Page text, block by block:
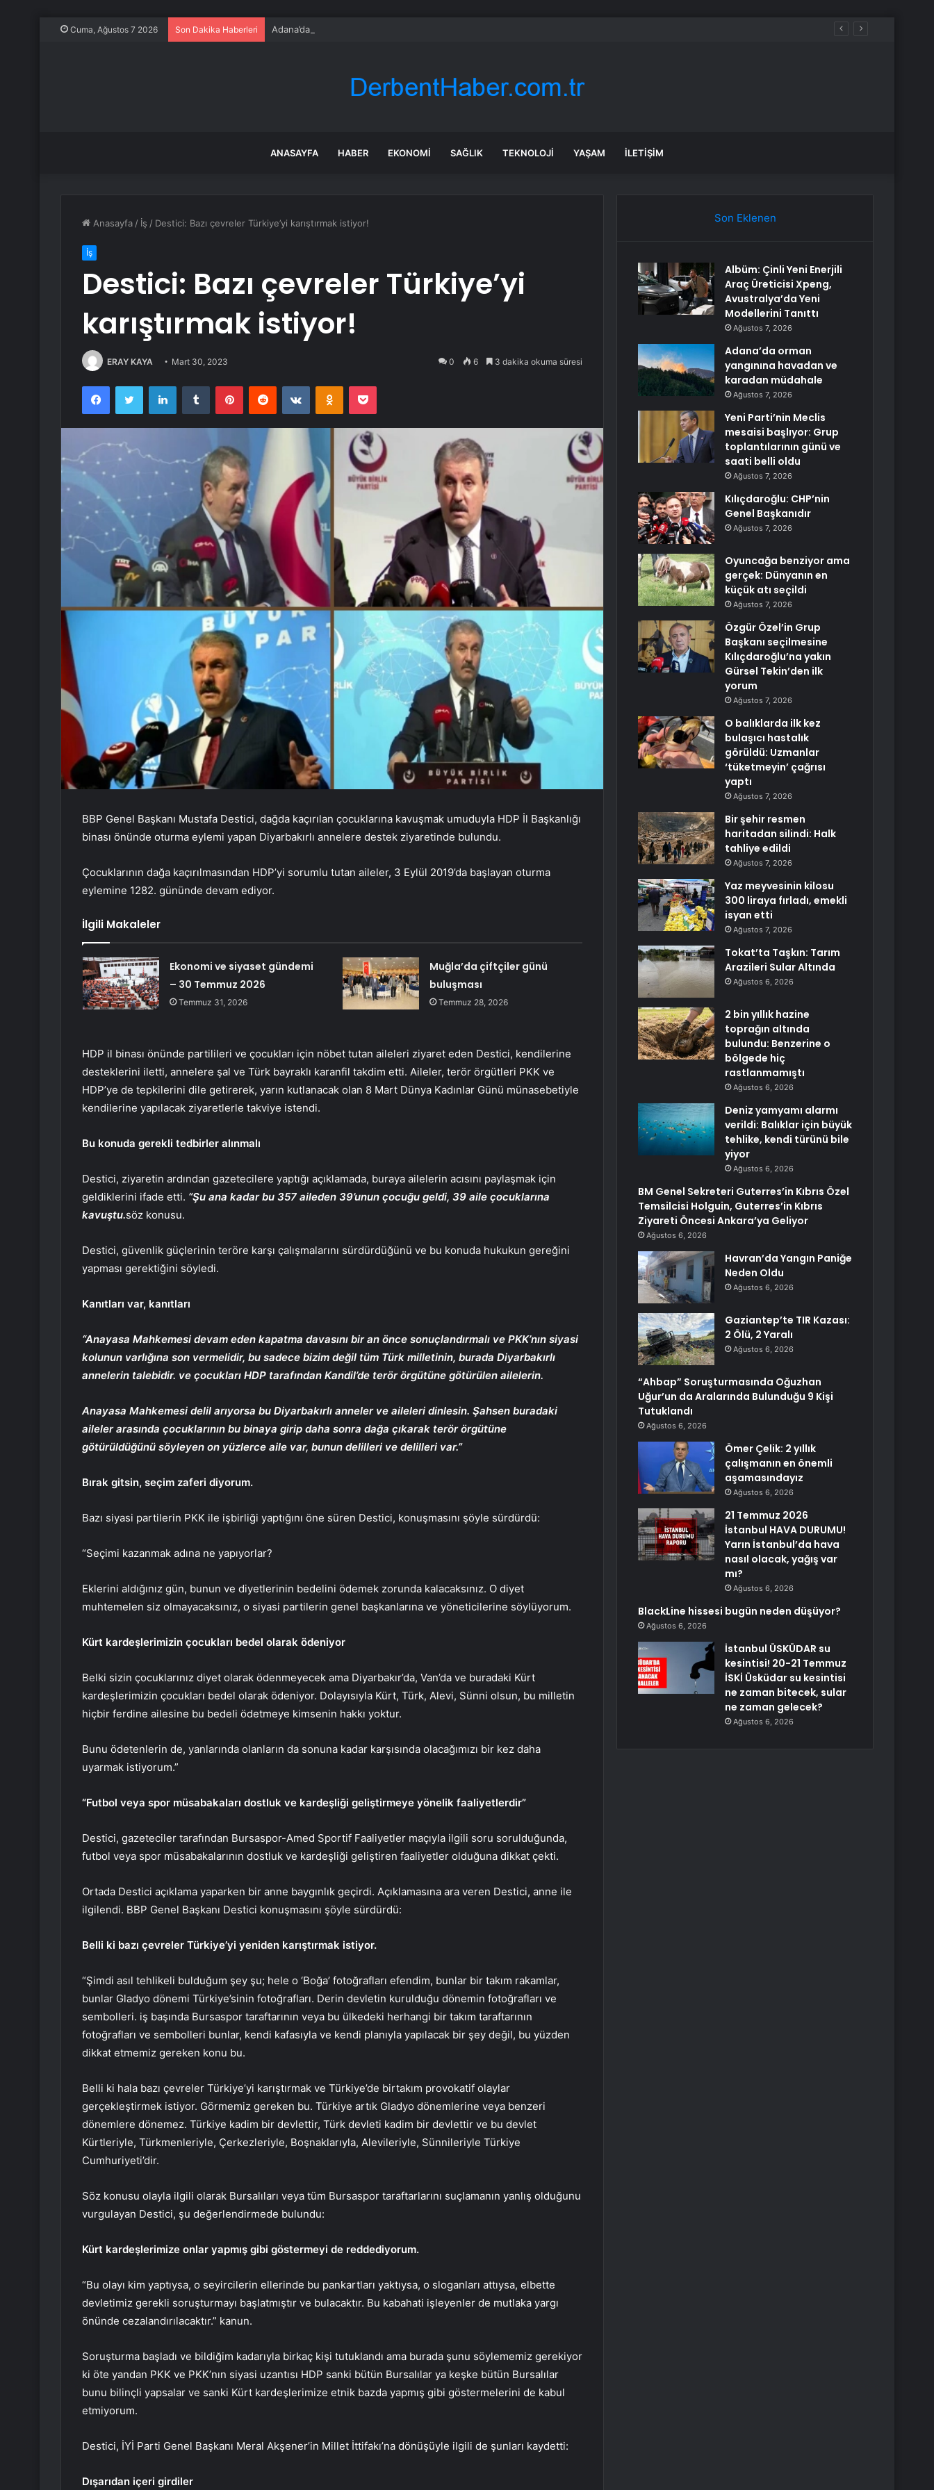
Cuma, Ağustos 7 2026 Son Dakika Haberleri Adana’da orman yangınına havadan ve karadan müdahale
ANASAYFA HABER EKONOMI SAĞLIK TEKNOLOJI YAŞAM İLETIŞIM
Anasayfa / İş / Destici: Bazı çevreler Türkiye’yi karıştırmak istiyor!
İş
Destici: Bazı çevreler Türkiye’yi
karıştırmak istiyor!
ERAY KAYA Mart 30, 2023 0 6 3 dakika okuma süresi
FacebookTwitter LinkedInTumblr PinterestReddit VKontakteOdnoklassniki
Pocket
BBP Genel Başkanı Mustafa Destici, dağda kaçırılan çocuklarına kavuşmak umuduyla HDP İl Başkanlığı
binası önünde oturma eylemi yapan Diyarbakırlı annelere destek ziyaretinde bulundu.
Çocuklarının dağa kaçırılmasından HDP’yi sorumlu tutan aileler, 3 Eylül 2019’da başlayan oturma
eylemine 1282. gününde devam ediyor.
İlgili Makaleler
Ekonomi ve siyaset gündemi
– 30 Temmuz 2026
Temmuz 31, 2026
Muğla’da çiftçiler günü
buluşması
Temmuz 28, 2026
HDP il binası önünde partilileri ve çocukları için nöbet tutan aileleri ziyaret eden Destici, kendilerine
desteklerini iletti, annelere şal ve Türk bayraklı karanfil takdim etti. Aileler, terör örgütleri PKK ve
HDP’ye de tepkilerini dile getirerek, yarın kutlanacak olan 8 Mart Dünya Kadınlar Günü münasebetiyle
kendilerine yapılacak ziyaretlerle takviye istendi.
Bu konuda gerekli tedbirler alınmalı
Destici, ziyaretin ardından gazetecilere yaptığı açıklamada, buraya ailelerin acısını paylaşmak için
geldiklerini ifade etti. “Şu ana kadar bu 357 aileden 39’unun çocuğu geldi, 39 aile çocuklarına
kavuştu.söz konusu.
Destici, güvenlik güçlerinin teröre karşı çalışmalarını sürdürdüğünü ve bu konuda hukukun gereğini
yapması gerektiğini söyledi.
Kanıtları var, kanıtları
“Anayasa Mahkemesi devam eden kapatma davasını bir an önce sonuçlandırmalı ve PKK’nın siyasi
kolunun varlığına son vermelidir, bu sadece bizim değil tüm Türk milletinin, burada Diyarbakırlı
annelerin talebidir. ve çocukları HDP tarafından Kandil’de terör örgütüne götürülen ailelerin.
Anayasa Mahkemesi delil arıyorsa bu Diyarbakırlı anneler ve aileleri dinlesin. Şahsen buradaki
aileler arasında çocuklarının bu binaya girip daha sonra dağa çıkarak terör örgütüne
götürüldüğünü söyleyen on yüzlerce aile var, bunun delilleri ve delilleri var.”
Bırak gitsin, seçim zaferi diyorum.
Bazı siyasi partilerin PKK ile işbirliği yaptığını öne süren Destici, konuşmasını şöyle sürdürdü:
“Seçimi kazanmak adına ne yapıyorlar?
Eklerini aldığınız gün, bunun ve diyetlerinin bedelini ödemek zorunda kalacaksınız. O diyet
muhtemelen siz olmayacaksınız, o siyasi partilerin genel başkanlarına ve yöneticilerine söylüyorum.
Kürt kardeşlerimizin çocukları bedel olarak ödeniyor
Belki sizin çocuklarınız diyet olarak ödenmeyecek ama Diyarbakır’da, Van’da ve buradaki Kürt
kardeşlerimizin çocukları bedel olarak ödeniyor. Dolayısıyla Kürt, Türk, Alevi, Sünni olsun, bu milletin
hiçbir ferdine ailesine bu bedeli ödetmeye kimsenin hakkı yoktur.
Bunu ödetenlerin de, yanlarında olanların da sonuna kadar karşısında olacağımızı bir kez daha
uyarmak istiyorum.”
“Futbol veya spor müsabakaları dostluk ve kardeşliği geliştirmeye yönelik faaliyetlerdir”
Destici, gazeteciler tarafından Bursaspor-Amed Sportif Faaliyetler maçıyla ilgili soru sorulduğunda,
futbol veya spor müsabakalarının dostluk ve kardeşliği geliştiren faaliyetler olduğuna dikkat çekti.
Ortada Destici açıklama yaparken bir anne baygınlık geçirdi. Açıklamasına ara veren Destici, anne ile
ilgilendi. BBP Genel Başkanı Destici konuşmasını şöyle sürdürdü:
Belli ki bazı çevreler Türkiye’yi yeniden karıştırmak istiyor.
“Şimdi asıl tehlikeli bulduğum şey şu; hele o ‘Boğa’ fotoğrafları efendim, bunlar bir takım rakamlar,
bunlar Gladyo dönemi Türkiye’sinin fotoğrafları. Derin devletin kurulduğu dönemin fotoğrafları ve
sembolleri. iş başında Bursaspor taraftarının veya bu ülkedeki herhangi bir takım taraftarının
fotoğrafları ve sembolleri bunlar, kendi kafasıyla ve kendi planıyla yapılacak bir şey değil, bu yüzden
dikkat etmemiz gereken konu bu.
Belli ki hala bazı çevreler Türkiye’yi karıştırmak ve Türkiye’de birtakım provokatif olaylar
gerçekleştirmek istiyor. Görmemiz gereken bu. Türkiye artık Gladyo dönemlerine veya benzeri
dönemlere dönemez. Türkiye kadim bir devlettir, Türk devleti kadim bir devlettir ve bu devlet
Kürtleriyle, Türkmenleriyle, Çerkezleriyle, Boşnaklarıyla, Alevileriyle, Sünnileriyle Türkiye
Cumhuriyeti’dir.
Söz konusu olayla ilgili olarak Bursalıları veya tüm Bursaspor taraftarlarını suçlamanın yanlış olduğunu
vurgulayan Destici, şu değerlendirmede bulundu:
Kürt kardeşlerimize onlar yapmış gibi göstermeyi de reddediyorum.
“Bu olayı kim yaptıysa, o seyircilerin ellerinde bu pankartları yaktıysa, o sloganları attıysa, elbette
devletimiz gerekli soruşturmayı başlatmıştır ve bulacaktır. Bu kabahati işleyenler de mutlaka yargı
önünde cezalandırılacaktır.” kanun.
Soruşturma başladı ve bildiğim kadarıyla birkaç kişi tutuklandı ama burada şunu söylememiz gerekiyor
ki öte yandan PKK ve PKK’nın siyasi uzantısı HDP sanki bütün Bursalılar ya keşke bütün Bursalılar
bunu bilinçli yapsalar ve sanki Kürt kardeşlerimize etnik bazda yapmış gibi göstermelerini de kabul
etmiyorum.
Destici, İYİ Parti Genel Başkanı Meral Akşener’in Millet İttifakı’na dönüşüyle ​​ilgili de şunları kaydetti:
Dışarıdan içeri girdiler
Son Eklenen
Albüm: Çinli Yeni Enerjili
Araç Üreticisi Xpeng,
Avustralya’da Yeni
Modellerini Tanıttı
Ağustos 7, 2026
Adana’da orman
yangınına havadan ve
karadan müdahale
Ağustos 7, 2026
Yeni Parti’nin Meclis
mesaisi başlıyor: Grup
toplantılarının günü ve
saati belli oldu
Ağustos 7, 2026
Kılıçdaroğlu: CHP’nin
Genel Başkanıdır
Ağustos 7, 2026
Oyuncağa benziyor ama
gerçek: Dünyanın en
küçük atı seçildi
Ağustos 7, 2026
Özgür Özel’in Grup
Başkanı seçilmesine
Kılıçdaroğlu’na yakın
Gürsel Tekin’den ilk
yorum
Ağustos 7, 2026
O balıklarda ilk kez
bulaşıcı hastalık
görüldü: Uzmanlar
‘tüketmeyin’ çağrısı
yaptı
Ağustos 7, 2026
Bir şehir resmen
haritadan silindi: Halk
tahliye edildi
Ağustos 7, 2026
Yaz meyvesinin kilosu
300 liraya fırladı, emekli
isyan etti
Ağustos 7, 2026
Tokat’ta Taşkın: Tarım
Arazileri Sular Altında
Ağustos 6, 2026
2 bin yıllık hazine
toprağın altında
bulundu: Benzerine o
bölgede hiç
rastlanmamıştı
Ağustos 6, 2026
Deniz yamyamı alarmı
verildi: Balıklar için büyük
tehlike, kendi türünü bile
yiyor
Ağustos 6, 2026
BM Genel Sekreteri Guterres’in Kıbrıs Özel
Temsilcisi Holguin, Guterres’in Kıbrıs
Ziyareti Öncesi Ankara’ya Geliyor
Ağustos 6, 2026
Havran’da Yangın Paniğe
Neden Oldu
Ağustos 6, 2026
Gaziantep’te TIR Kazası:
2 Ölü, 2 Yaralı
Ağustos 6, 2026
“Ahbap” Soruşturmasında Oğuzhan
Uğur’un da Aralarında Bulunduğu 9 Kişi
Tutuklandı
Ağustos 6, 2026
Ömer Çelik: 2 yıllık
çalışmanın en önemli
aşamasındayız
Ağustos 6, 2026
21 Temmuz 2026
İstanbul HAVA DURUMU!
Yarın İstanbul’da hava
nasıl olacak, yağış var
mı?
Ağustos 6, 2026
BlackLine hissesi bugün neden düşüyor?
Ağustos 6, 2026
İstanbul ÜSKÜDAR su
kesintisi! 20-21 Temmuz
İSKİ Üsküdar su kesintisi
ne zaman bitecek, sular
ne zaman gelecek?
Ağustos 6, 2026